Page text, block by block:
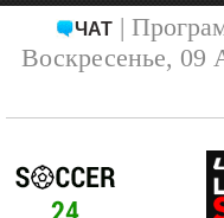
ЧАТ|
Воскресенье, 09